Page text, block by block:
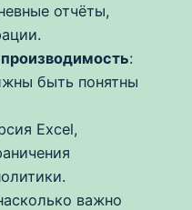
отчёты,
:
быть понятны
Excel,
важно